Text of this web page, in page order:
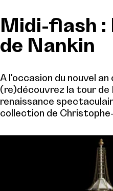
Midi-flash
de Nankin
A l'occasion du nouvel an
(re)découvrez la tour de
renaissance
collection de